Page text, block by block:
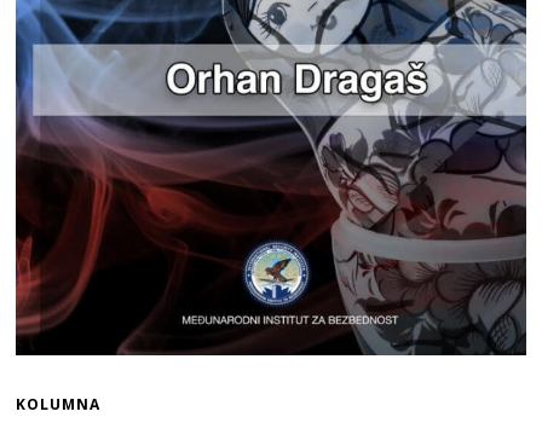
KOLUMNA